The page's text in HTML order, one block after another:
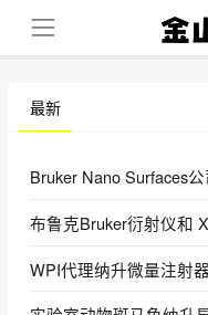
最新
Bruker Nano Surfaces公
布鲁克Bruker衍射仪和
WPI代理纳升微量注射